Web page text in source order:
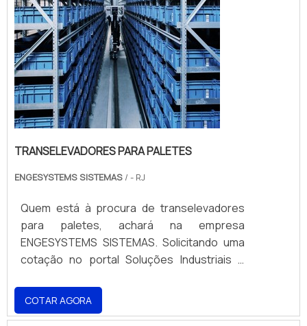
TRANSELEVADORES PARA PALETES
ENGESYSTEMS SISTEMAS / - RJ
Quem está à procura de transelevadores
para paletes, achará na empresa
ENGESYSTEMS SISTEMAS. Solicitando uma
cotação no portal Soluções Industriais e
UM POUCO MAIS SOBRE
TRANSELEVADORES PARA PALETES Se
COTAR AGORA